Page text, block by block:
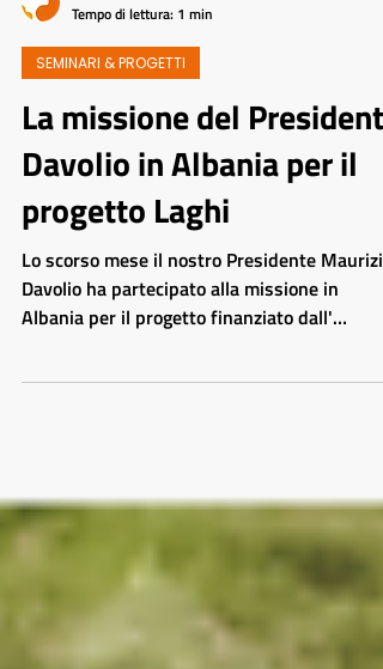
Redazione AITR
Tempo di lettura: 1 min
SEMINARI & PROGETTI
La missione del Presidente
Davolio in Albania per il
progetto Laghi
Davolio ha partecipato alla missione in